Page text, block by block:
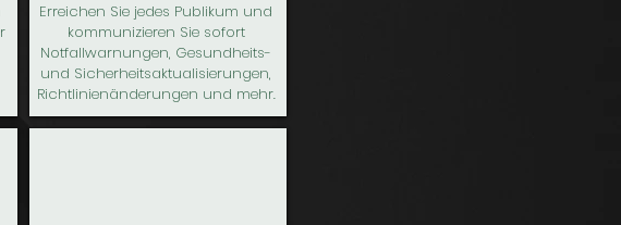
Erreichen Sie jedes Publikum und
kommunizieren Sie sofort
Notfallwarnungen, Gesundheits-
und Sicherheitsaktualisierungen,
Richtlinienänderungen und mehr.